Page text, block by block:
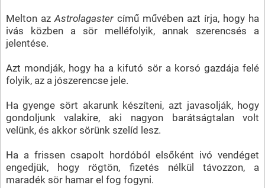
Melton az Astrolagastercímű művében azt írja, hogy ha
ivás közben a sör melléfolyik, annak szerencsés a
jelentése.
Azt mondják, hogy ha a kifutó sör a korsó gazdája felé
folyik, az a jószerencse jele.
Ha gyenge sört akarunk készíteni, azt javasolják, hogy
gondoljunk valakire, aki nagyon barátságtalan volt
velünk, és akkor sörünk szelíd lesz.
Ha a frissen csapolt hordóból elsőként ivó vendéget
engedjük, hogy rögtön, fizetés nélkül távozzon, a
maradék sör hamar el fog fogyni.